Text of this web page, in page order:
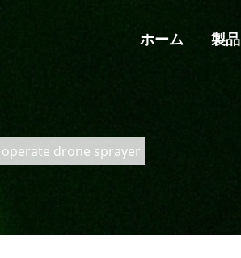
ホーム 製品
drone sprayer